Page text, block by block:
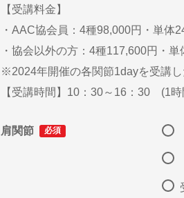
【受講料金】
・AAC協会員：4種98,000円・単体
・協会以外の方：4種117,600円・
※2024年開催の各関節1dayを受講
【受講時間】10：30～16：30 (1
肩関節 必須